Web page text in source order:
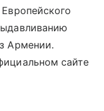
Армении.
сайте